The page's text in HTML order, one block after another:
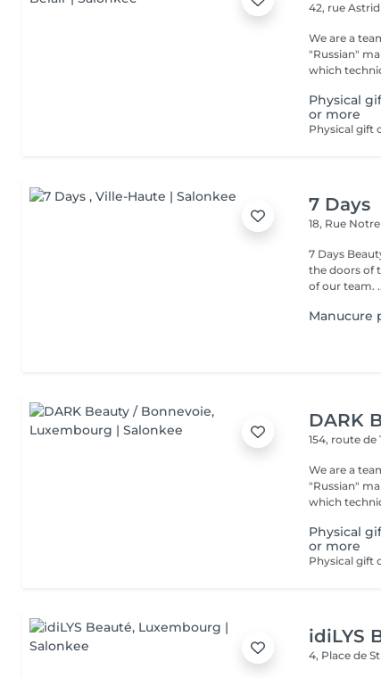
42, rue Astrid
We are a
"Russian"
which
Physical
or more
7 Days
18, Rue
7 Days Beauty & Spa Welcome to our
the doors of
of
Manucure
DARK
154, route de
We are a
"Russian"
which
Physical
or more
idiLYS
4, Place de